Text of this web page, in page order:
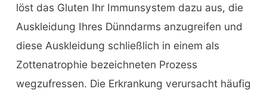
löst das Gluten Ihr Immunsystem dazu aus, die
Auskleidung Ihres Dünndarms anzugreifen und
diese Auskleidung schließlich in einem als
Zottenatrophie bezeichneten Prozess
wegzufressen. Die Erkrankung verursacht häufig